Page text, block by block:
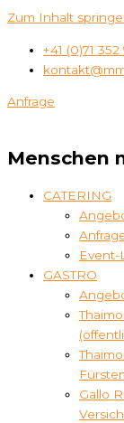
Zum Inhalt
+41 (0)71
Anfrage
Menschen
CATERING
Event-
GASTRO
Gallo